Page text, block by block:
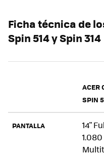
Ficha técnica de
Spin 514 y Spin 314
ACER
SPIN
PANTALLA
14"